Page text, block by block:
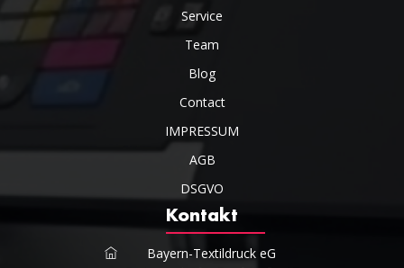
Service
Team
Blog
Contact
IMPRESSUM
AGB
DSGVO
Kontakt
Bayern-Textildruck eG